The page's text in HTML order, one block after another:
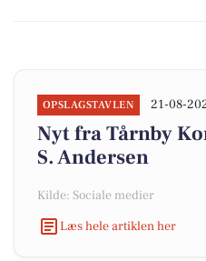
OPSLAGSTAVLEN 21-08-
Nyt fra Tårnby
S. Andersen
Kilde: Sociale medier
Læs hele artiklen her